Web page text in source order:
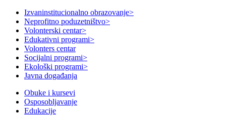
Izvaninstitucionalno obrazovanje>
Neprofitno poduzetništvo>
Volonterski centar>
Edukativni programi>
Volonters centar
Socijalni programi>
Ekološki programi>
Javna događanja
Obuke i kursevi
Osposobljavanje
Edukacije